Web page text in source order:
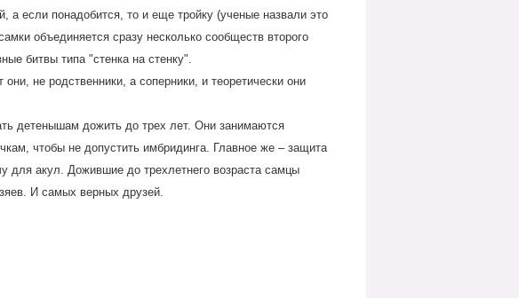
а если понадобится, то и еще тройку (ученые назвали это
объединяется сразу несколько сообществ второго
битвы типа "стенка на стенку".
не родственники, а соперники, и теоретически они
детенышам дожить до трех лет. Они занимаются
чтобы не допустить имбридинга. Главное же – защита
для акул. Дожившие до трехлетнего возраста самцы
И самых верных друзей.